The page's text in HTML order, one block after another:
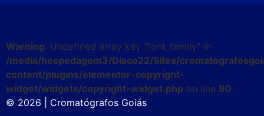
Warning: Undefined array key "font_family" in
/media/hospedagem3/Disco22/Sites/
content/plugins/elementor-copyright-
widget/widgets/copyright-widget.php on line 90
© 2026 | Cromatógrafos Goiás